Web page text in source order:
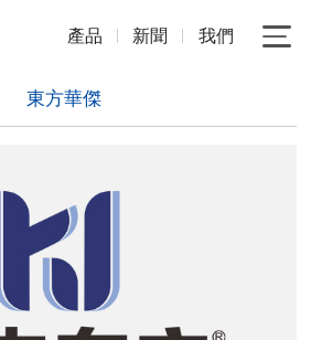
產品 新聞 我們
東方華傑